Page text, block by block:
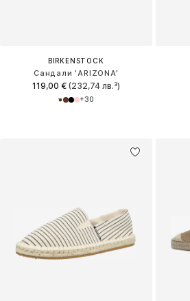
BIRKENSTOCK
Сандали 'ARIZONA'
119,00 €(232,74 лв.³)
+30